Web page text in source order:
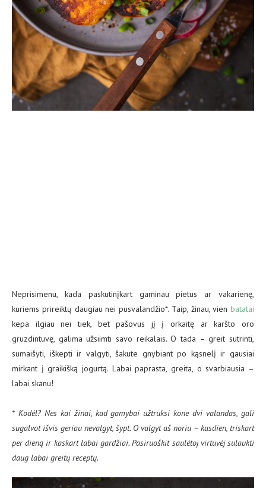
Neprisimenu, kada paskutinįkart gaminau pietus ar vakarienę,
kuriems prireiktų daugiau nei pusvalandžio*. Taip, žinau, vien batatai
kepa ilgiau nei tiek, bet pašovus jį į orkaitę ar karšto oro
gruzdintuvę, galima užsiimti savo reikalais. O tada – greit sutrinti,
sumaišyti, iškepti ir valgyti, šakute gnybiant po kąsnelį ir gausiai
mirkant į graikišką jogurtą. Labai paprasta, greita, o svarbiausia –
labai skanu!
* Kodėl? Nes kai žinai, kad gamybai užtruksi kone dvi valandas, gali
sugalvot išvis geriau nevalgyt, šypt. O valgyt aš noriu – kasdien, triskart
per dieną ir kaskart labai gardžiai. Pasiruoškit saulėtoj virtuvėj sulaukti
daug labai greitų receptų.